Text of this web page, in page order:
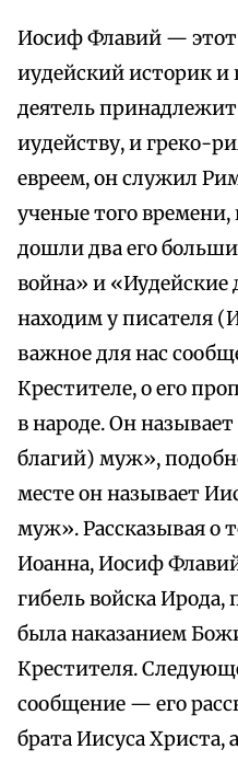
Иосиф Флавий —
иудейский историк и
деятель
иудейству, и греко-
евреем, он служил
ученые того времени,
дошли два его
война» и
находим у писателя
важное для нас
Крестителе, о его
в народе. Он
благий) муж»,
месте он называет
муж». Рассказывая о
Иоанна, Иосиф
гибель войска
была наказанием
Крестителя.
сообщение — его
брата Иисуса Христа,